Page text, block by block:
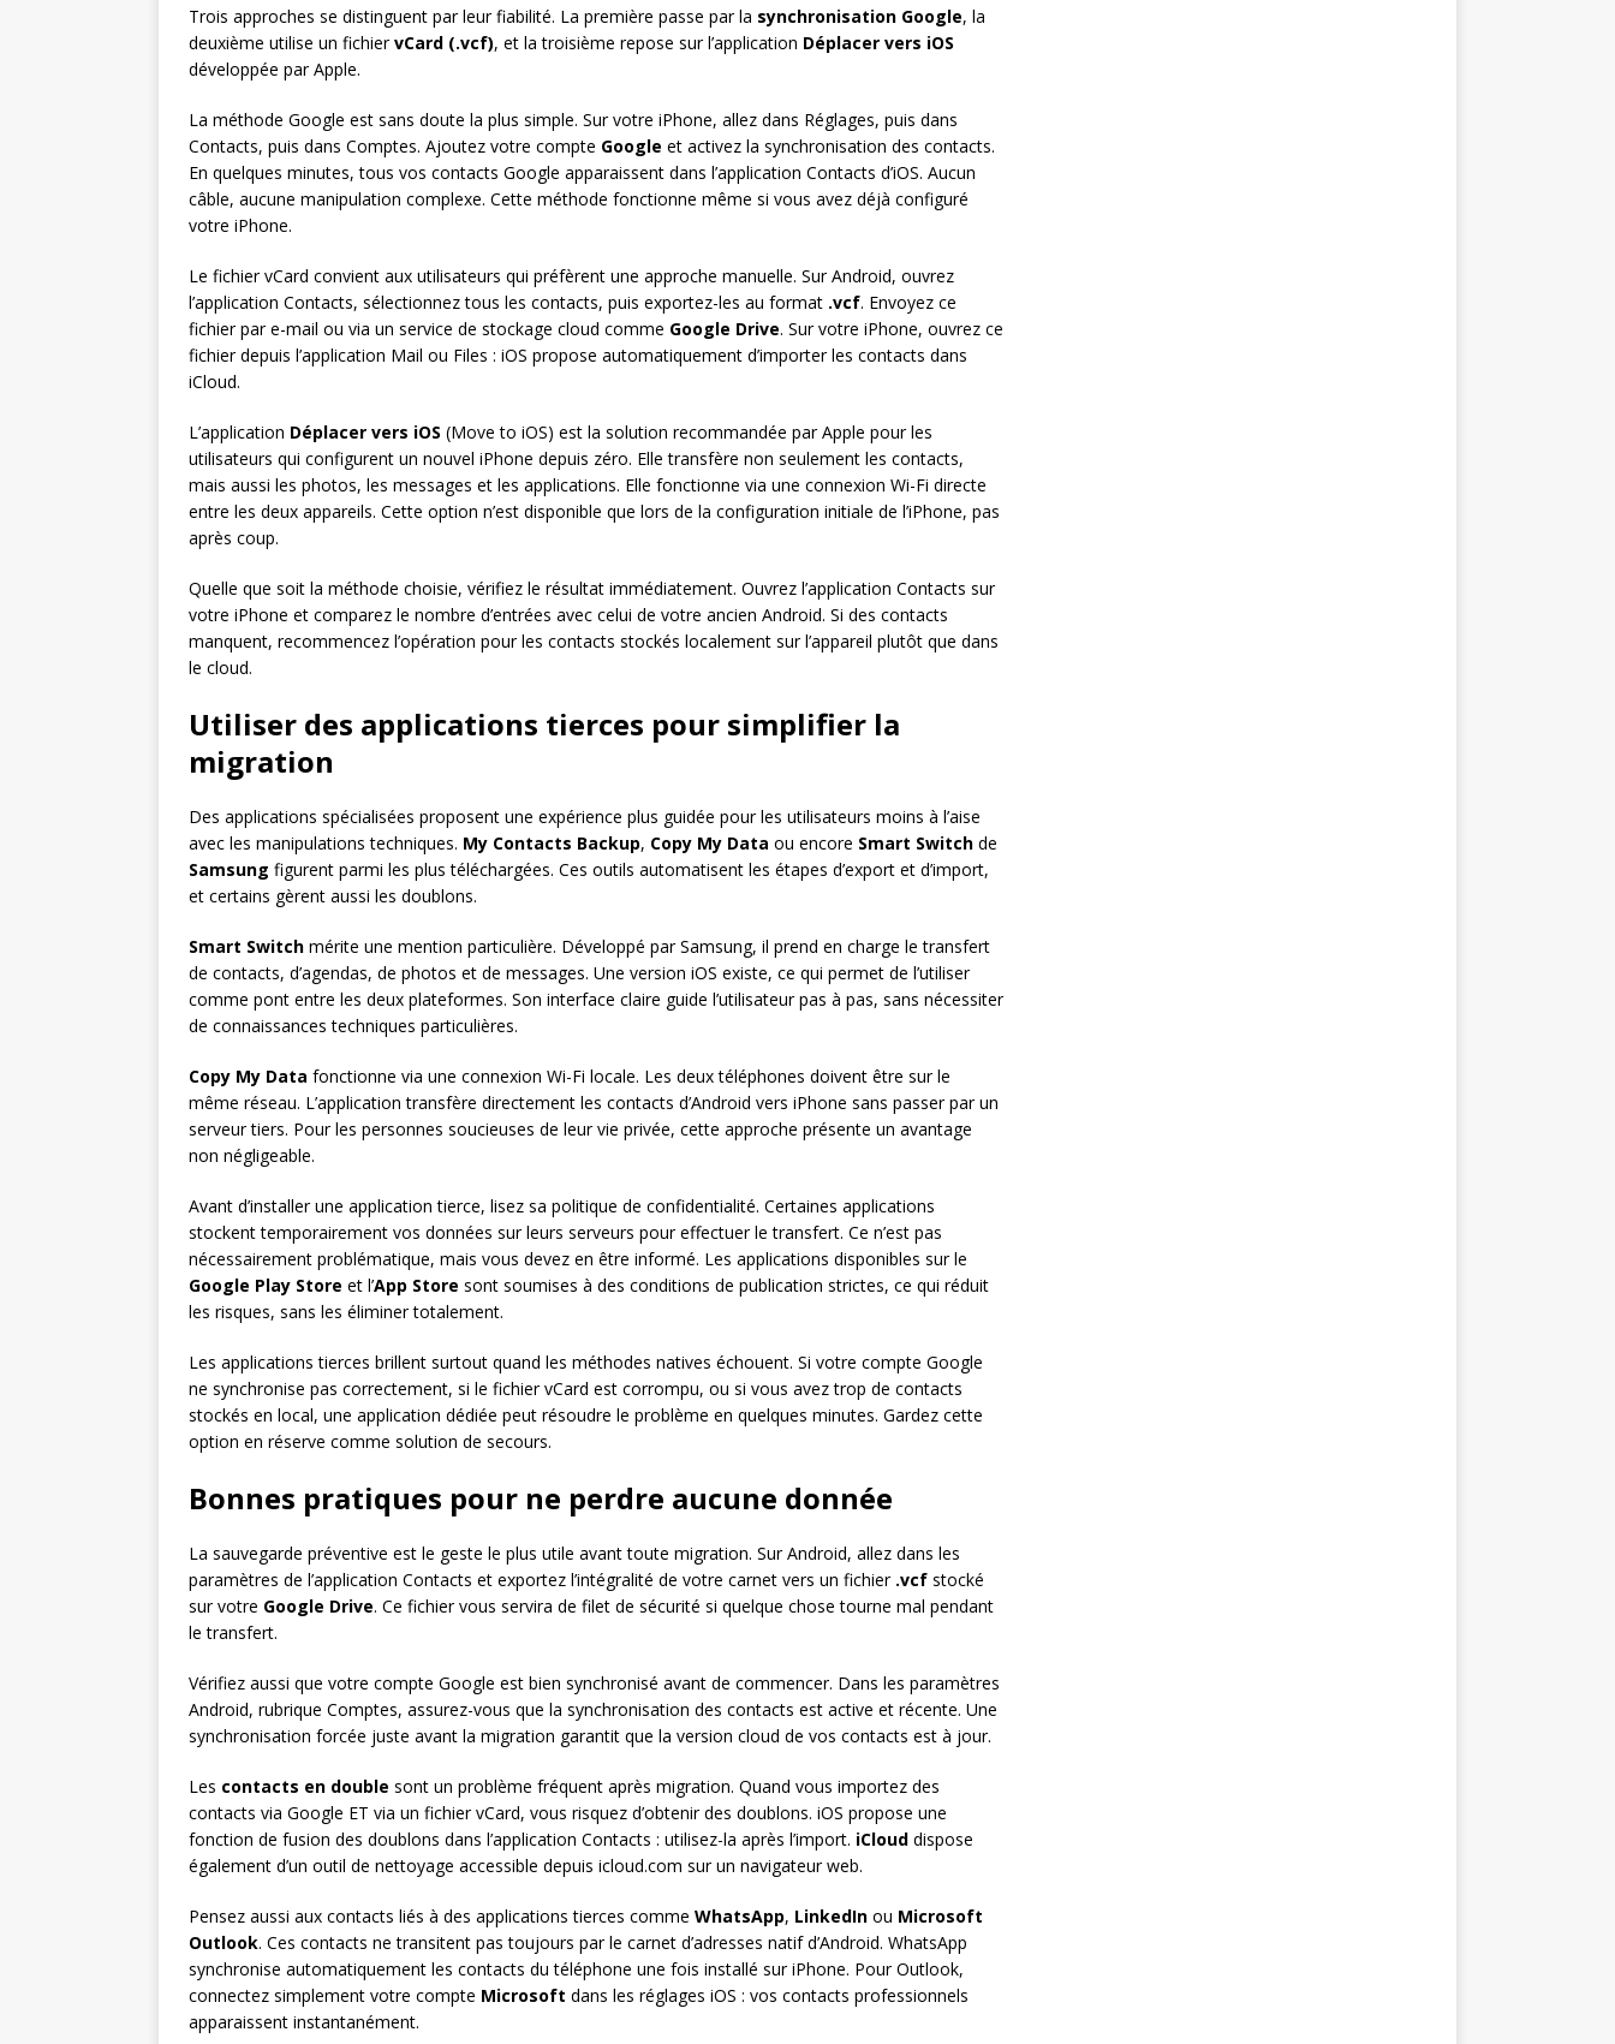
Trois approches se distinguent par leur fiabilité. La première passe par la synchronisation Google, la
deuxième utilise un fichiervCard (.vcf), et la troisième repose sur l’application Déplacer vers iOS
développée par Apple.
La méthode Google est sans doute la plus simple. Sur votre iPhone, allez dans Réglages, puis dans
Contacts, puis dans Comptes. Ajoutez votre compte Google et activez la synchronisation des contacts.
En quelques minutes, tous vos contacts Google apparaissent dans l’application Contacts d’iOS. Aucun
câble, aucune manipulation complexe. Cette méthode fonctionne même si vous avez déjà configuré
votre iPhone.
Le fichier vCard convient aux utilisateurs qui préfèrent une approche manuelle. Sur Android, ouvrez
l’application Contacts, sélectionnez tous les contacts, puis exportez-les au format .vcf. Envoyez ce
fichier par e-mail ou via un service de stockage cloud comme Google Drive. Sur votre iPhone, ouvrez ce
fichier depuis l’application Mail ou Files : iOS propose automatiquement d’importer les contacts dans
iCloud.
L’application Déplacer vers iOS (Move to iOS) est la solution recommandée par Apple pour les
utilisateurs qui configurent un nouvel iPhone depuis zéro. Elle transfère non seulement les contacts,
mais aussi les photos, les messages et les applications. Elle fonctionne via une connexion Wi-Fi directe
entre les deux appareils. Cette option n’est disponible que lors de la configuration initiale de l’iPhone, pas
après coup.
Quelle que soit la méthode choisie, vérifiez le résultat immédiatement. Ouvrez l’application Contacts sur
votre iPhone et comparez le nombre d’entrées avec celui de votre ancien Android. Si des contacts
manquent, recommencez l’opération pour les contacts stockés localement sur l’appareil plutôt que dans
le cloud.
Utiliser des applications tierces pour simplifier la
migration
Des applications spécialisées proposent une expérience plus guidée pour les utilisateurs moins à l’aise
avec les manipulations techniques. My Contacts Backup, Copy My Data ou encore Smart Switch de
Samsung figurent parmi les plus téléchargées. Ces outils automatisent les étapes d’export et d’import,
et certains gèrent aussi les doublons.
Smart Switch mérite une mention particulière. Développé par Samsung, il prend en charge le transfert
de contacts, d’agendas, de photos et de messages. Une version iOS existe, ce qui permet de l’utiliser
comme pont entre les deux plateformes. Son interface claire guide l’utilisateur pas à pas, sans nécessiter
de connaissances techniques particulières.
Copy My Data fonctionne via une connexion Wi-Fi locale. Les deux téléphones doivent être sur le
même réseau. L’application transfère directement les contacts d’Android vers iPhone sans passer par un
serveur tiers. Pour les personnes soucieuses de leur vie privée, cette approche présente un avantage
non négligeable.
Avant d’installer une application tierce, lisez sa politique de confidentialité. Certaines applications
stockent temporairement vos données sur leurs serveurs pour effectuer le transfert. Ce n’est pas
nécessairement problématique, mais vous devez en être informé. Les applications disponibles sur le
Google Play Store et l’App Store sont soumises à des conditions de publication strictes, ce qui réduit
les risques, sans les éliminer totalement.
Les applications tierces brillent surtout quand les méthodes natives échouent. Si votre compte Google
ne synchronise pas correctement, si le fichier vCard est corrompu, ou si vous avez trop de contacts
stockés en local, une application dédiée peut résoudre le problème en quelques minutes. Gardez cette
option en réserve comme solution de secours.
Bonnes pratiques pour ne perdre aucune donnée
La sauvegarde préventive est le geste le plus utile avant toute migration. Sur Android, allez dans les
paramètres de l’application Contacts et exportez l’intégralité de votre carnet vers un fichier .vcf stocké
sur votre Google Drive. Ce fichier vous servira de filet de sécurité si quelque chose tourne mal pendant
le transfert.
Vérifiez aussi que votre compte Google est bien synchronisé avant de commencer. Dans les paramètres
Android, rubrique Comptes, assurez-vous que la synchronisation des contacts est active et récente. Une
synchronisation forcée juste avant la migration garantit que la version cloud de vos contacts est à jour.
Les contacts en double sont un problème fréquent après migration. Quand vous importez des
contacts via Google ET via un fichier vCard, vous risquez d’obtenir des doublons. iOS propose une
fonction de fusion des doublons dans l’application Contacts : utilisez-la après l’import. iCloud dispose
également d’un outil de nettoyage accessible depuis icloud.com sur un navigateur web.
Pensez aussi aux contacts liés à des applications tierces comme WhatsApp, LinkedIn ou Microsoft
Outlook. Ces contacts ne transitent pas toujours par le carnet d’adresses natif d’Android. WhatsApp
synchronise automatiquement les contacts du téléphone une fois installé sur iPhone. Pour Outlook,
connectez simplement votre compte Microsoft dans les réglages iOS : vos contacts professionnels
apparaissent instantanément.